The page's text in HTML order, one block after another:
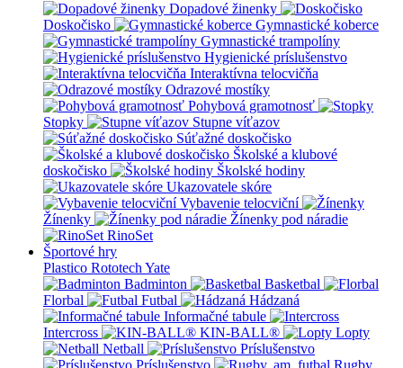
Dopadové žinenky
Doskočisko
Gymnastické koberce
Gymnastické trampolíny
Hygienické príslušenstvo
Interaktívna telocvičňa
Odrazové mostíky
Pohybová gramotnosť
Stopky
Stupne víťazov
Súťažné doskočisko
Školské a klubové
doskočisko
Školské hodiny
Ukazovatele skóre
Vybavenie telocviční
Žínenky
Žínenky pod náradie
RinoSet
Športové hry
Plastico Rototech Yate
Badminton
Basketbal
Florbal
Futbal
Hádzaná
Informačné tabule
Intercross
KIN-BALL®
Lopty
Netball
Príslušenstvo
Príslušenstvo
Rugby,